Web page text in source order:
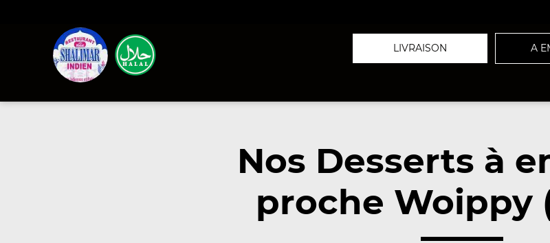
LIVRAISON A
Nos Desserts à
proche Woippy